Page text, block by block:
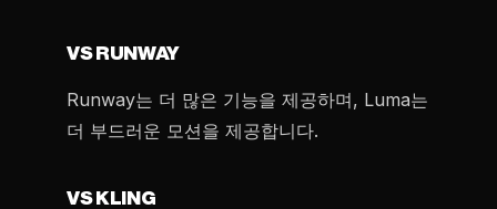
VS RUNWAY
Runway는 더 많은 기능을 제공하며, Luma는
더 부드러운 모션을 제공합니다.
VS KLING